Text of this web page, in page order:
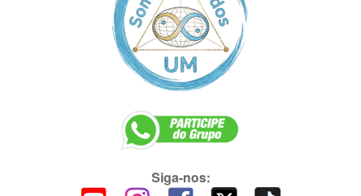
Siga-nos: